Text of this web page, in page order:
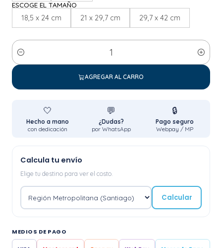
ESCOGE EL TAMAÑO
18,5 x 24 cm 21 x 29,7 cm 29,7 x 42 cm
Cantidad
AGREGAR AL CARRO
🤍
Hecho a mano
con dedicación
💬
¿Dudas?
por WhatsApp
🔒
Pago seguro
Webpay / MP
Calcula tu envío
Elige tu destino para ver el costo.
Calcular
MEDIOS DE PAGO